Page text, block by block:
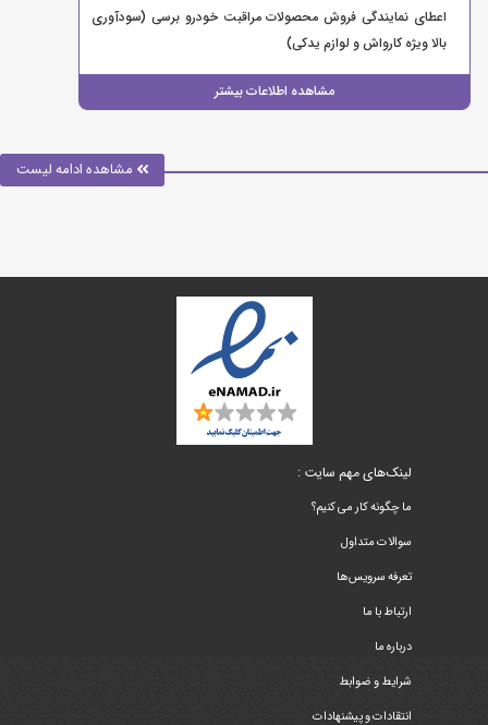
اعطای نمایندگی فروش محصولات مراقبت خودرو برسی (سودآوری
بالا ویژه کارواش و لوازم یدکی)
مشاهده اطلاعات بیشتر
مشاهده ادامه لیست
لینک‌های مهم سایت :
ما چگونه کار می کنیم؟
سوالات متداول
تعرفه سرویس‌ها
ارتباط با ما
درباره ما
شرایط و ضوابط
انتقادات و پیشنهادات